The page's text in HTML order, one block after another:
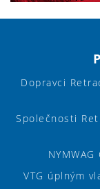
Dopravci
Společnosti
VTG úplným